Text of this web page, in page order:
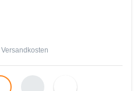
Versandkosten